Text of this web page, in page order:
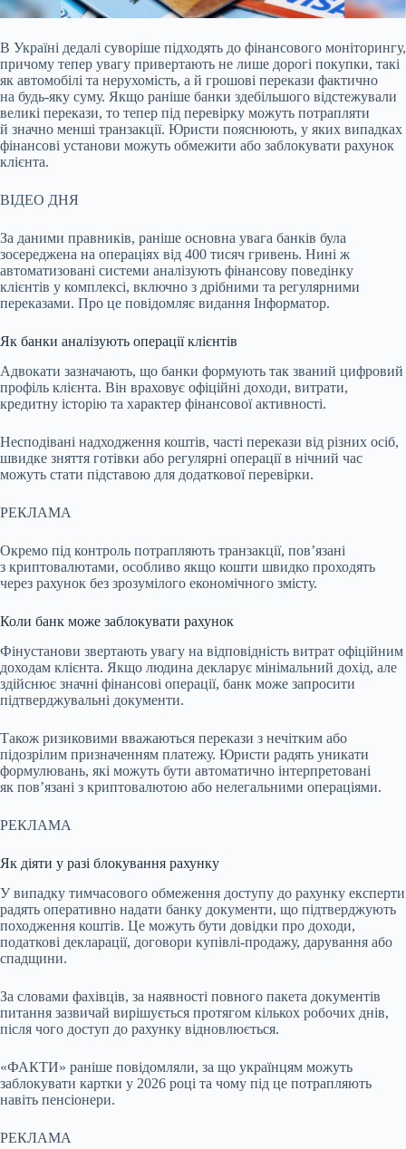
В Україні дедалі суворіше підходять до фінансового моніторингу,
причому тепер увагу привертають не лише дорогі покупки, такі
як автомобілі та нерухомість, а й грошові перекази фактично
на будь-яку суму. Якщо раніше банки здебільшого відстежували
великі перекази, то тепер під перевірку можуть потрапляти
й значно менші транзакції. Юристи пояснюють, у яких випадках
фінансові установи можуть обмежити або заблокувати рахунок
клієнта.
ВІДЕО ДНЯ
За даними правників, раніше основна увага банків була
зосереджена на операціях від 400 тисяч гривень. Нині ж
автоматизовані системи аналізують фінансову поведінку
клієнтів у комплексі, включно з дрібними та регулярними
переказами. Про це повідомляє видання Інформатор.
Як банки аналізують операції клієнтів
Адвокати зазначають, що банки формують так званий цифровий
профіль клієнта. Він враховує офіційні доходи, витрати,
кредитну історію та характер фінансової активності.
Несподівані надходження коштів, часті перекази від різних осіб,
швидке зняття готівки або регулярні операції в нічний час
можуть стати підставою для додаткової перевірки.
РЕКЛАМА
Окремо під контроль потрапляють транзакції, пов’язані
з криптовалютами, особливо якщо кошти швидко проходять
через рахунок без зрозумілого економічного змісту.
Коли банк може заблокувати рахунок
Фінустанови звертають увагу на відповідність витрат офіційним
доходам клієнта. Якщо людина декларує мінімальний дохід, але
здійснює значні фінансові операції, банк може запросити
підтверджувальні документи.
Також ризиковими вважаються перекази з нечітким або
підозрілим призначенням платежу. Юристи радять уникати
формулювань, які можуть бути автоматично інтерпретовані
як пов’язані з криптовалютою або нелегальними операціями.
РЕКЛАМА
Як діяти у разі блокування рахунку
У випадку тимчасового обмеження доступу до рахунку експерти
радять оперативно надати банку документи, що підтверджують
походження коштів. Це можуть бути довідки про доходи,
податкові декларації, договори купівлі-продажу, дарування або
спадщини.
За словами фахівців, за наявності повного пакета документів
питання зазвичай вирішується протягом кількох робочих днів,
після чого доступ до рахунку відновлюється.
«ФАКТИ» раніше повідомляли, за що українцям можуть
заблокувати картки у 2026 році та чому під це потрапляють
навіть пенсіонери.
РЕКЛАМА